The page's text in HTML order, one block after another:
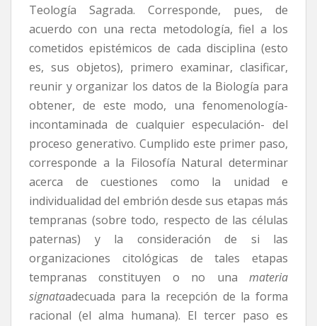
Teología Sagrada. Corresponde, pues, de
acuerdo con una recta metodología, fiel a los
cometidos epistémicos de cada disciplina (esto
es, sus objetos), primero examinar, clasificar,
reunir y organizar los datos de la Biología para
obtener, de este modo, una fenomenología-
incontaminada de cualquier especulación- del
proceso generativo. Cumplido este primer paso,
corresponde a la Filosofía Natural determinar
acerca de cuestiones como la unidad e
individualidad del embrión desde sus etapas más
tempranas (sobre todo, respecto de las células
paternas) y la consideración de si las
organizaciones citológicas de tales etapas
tempranas constituyen o no una materia
signataadecuada para la recepción de la forma
racional (el alma humana). El tercer paso es